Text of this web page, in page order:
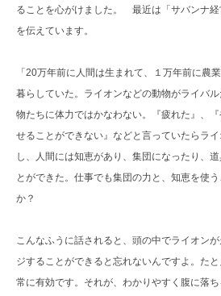
ることを心がけました。 最近は「サバンナ経
を伝えています。
「20万年前に人間は生まれて、１万年前に農
暮らしていた。ライオンなどの動物がライバ
物たちに体力ではかなわない。『疲れた』、
せることができない』などと言っていたらラ
し、人間には知恵があり、集団になったり、
とができた。仕事でも集団の力と、知恵を使
か？
こんなふうに話されると、頭の中でライオン
ジすることができると忘れないんですよ。た
常に有効です。それが、わかりやすく腹に落ち